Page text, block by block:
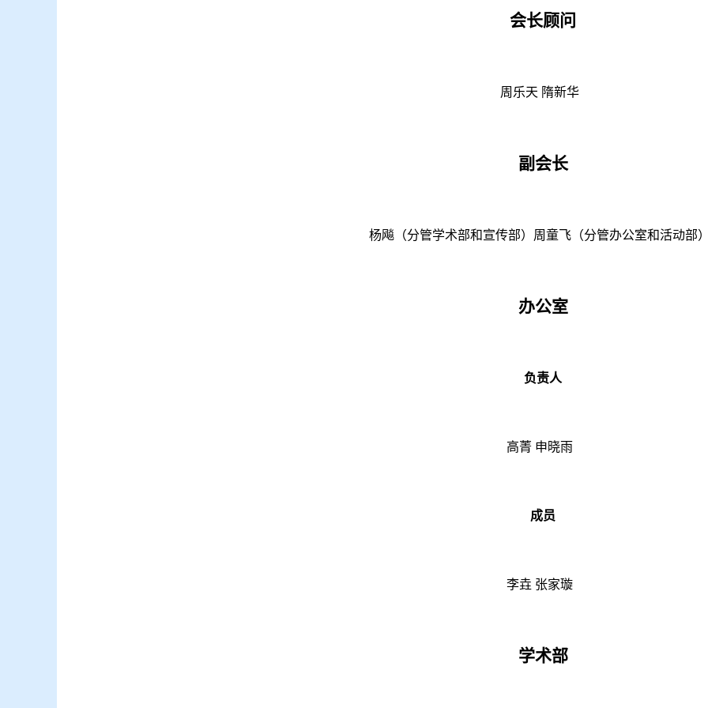
会长顾问
周乐天 隋新华
副会长
杨飚（分管学术部和宣传部） 周童飞（分管办公室和活动部
办公室
负责人
高菁 申晓雨
成员
李垚 张家璇
学术部